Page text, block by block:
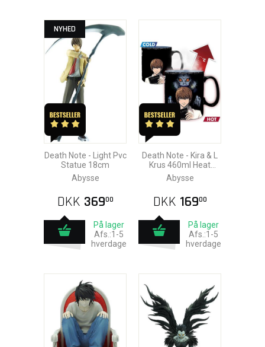
NYHED
Death Note - Light Pvc
Statue 18cm
Abysse
DKK 36900
På lager
Afs.:1-5
hverdage
Death Note - Kira & L
Krus 460ml Heat
Change
Abysse
DKK 16900
På lager
Afs.:1-5
hverdage